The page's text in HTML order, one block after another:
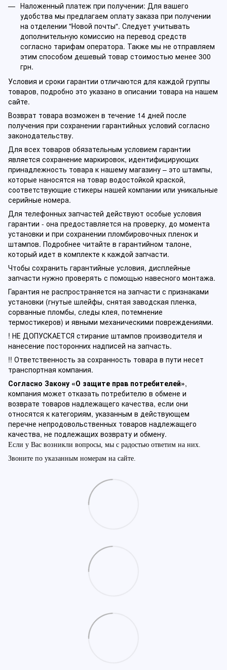
Наложенный платеж при получении: Для вашего
удобства мы предлагаем оплату заказа при получении
на отделении "Новой почты". Следует учитывать
дополнительную комиссию на перевод средств
согласно тарифам оператора. Также мы не отправляем
этим способом дешевый товар стоимостью менее 300
грн.
Условия и сроки гарантии отличаются для каждой группы
товаров, подробно это указано в описании товара на нашем
сайте.
Возврат товара возможен в течение 14 дней после
получения при сохранении гарантийных условий согласно
законодательству.
Для всех товаров обязательным условием гарантии
является сохранение маркировок, идентифицирующих
принадлежность товара к нашему магазину – это штампы,
которые наносятся на товар водостойкой краской,
соответствующие стикеры нашей компании или уникальные
серийные номера.
Для телефонных запчастей действуют особые условия
гарантии - она предоставляется на проверку, до момента
установки и при сохранении пломбировочных пленок и
штампов. Подробнее читайте в гарантийном талоне,
который идет в комплекте к каждой запчасти.
Чтобы сохранить гарантийные условия, дисплейные
запчасти нужно проверять с помощью навесного монтажа.
Гарантия не распространяется на запчасти с признаками
установки (гнутые шлейфы, снятая заводская пленка,
сорванные пломбы, следы клея, потемнение
термостикеров) и явными механическими повреждениями.
! НЕ ДОПУСКАЕТСЯ стирание штампов производителя и
нанесение посторонних надписей на запчасть.
!! Ответственность за сохранность товара в пути несет
транспортная компания.
Согласно Закону «О защите прав потребителей»,
компания может отказать потребителю в обмене и
возврате товаров надлежащего качества, если они
относятся к категориям, указанным в действующем
перечне непродовольственных товаров надлежащего
качества, не подлежащих возврату и обмену.
Если у Вас возникли вопросы, мы с радостью ответим на них.
Звоните по указанным номерам на сайте.